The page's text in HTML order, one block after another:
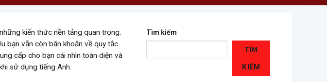
kiến thức nền tảng quan trọng.
bạn vẫn còn băn khoăn về quy tắc
cấp cho bạn cái nhìn toàn diện và
sử dụng tiếng Anh.
Tìm kiếm
TÌM
KIẾM